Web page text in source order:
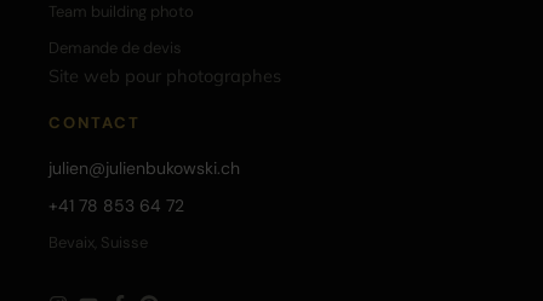
Team building photo
Demande de devis
Site web pour photographes
CONTACT
julien@julienbukowski.ch
+41 78 853 64 72
Bevaix, Suisse